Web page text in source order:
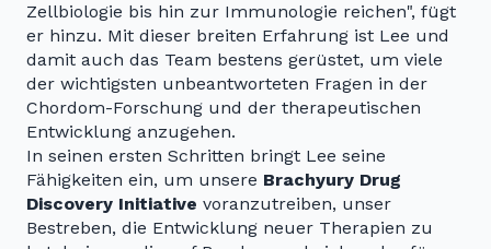
Zellbiologie bis hin zur Immunologie reichen", fügt
er hinzu. Mit dieser breiten Erfahrung ist Lee und
damit auch das Team bestens gerüstet, um viele
der wichtigsten unbeantworteten Fragen in der
Chordom-Forschung und der therapeutischen
Entwicklung anzugehen.
In seinen ersten Schritten bringt Lee seine
Fähigkeiten ein, um unsere Brachyury Drug
Discovery Initiative voranzutreiben, unser
Bestreben, die Entwicklung neuer Therapien zu